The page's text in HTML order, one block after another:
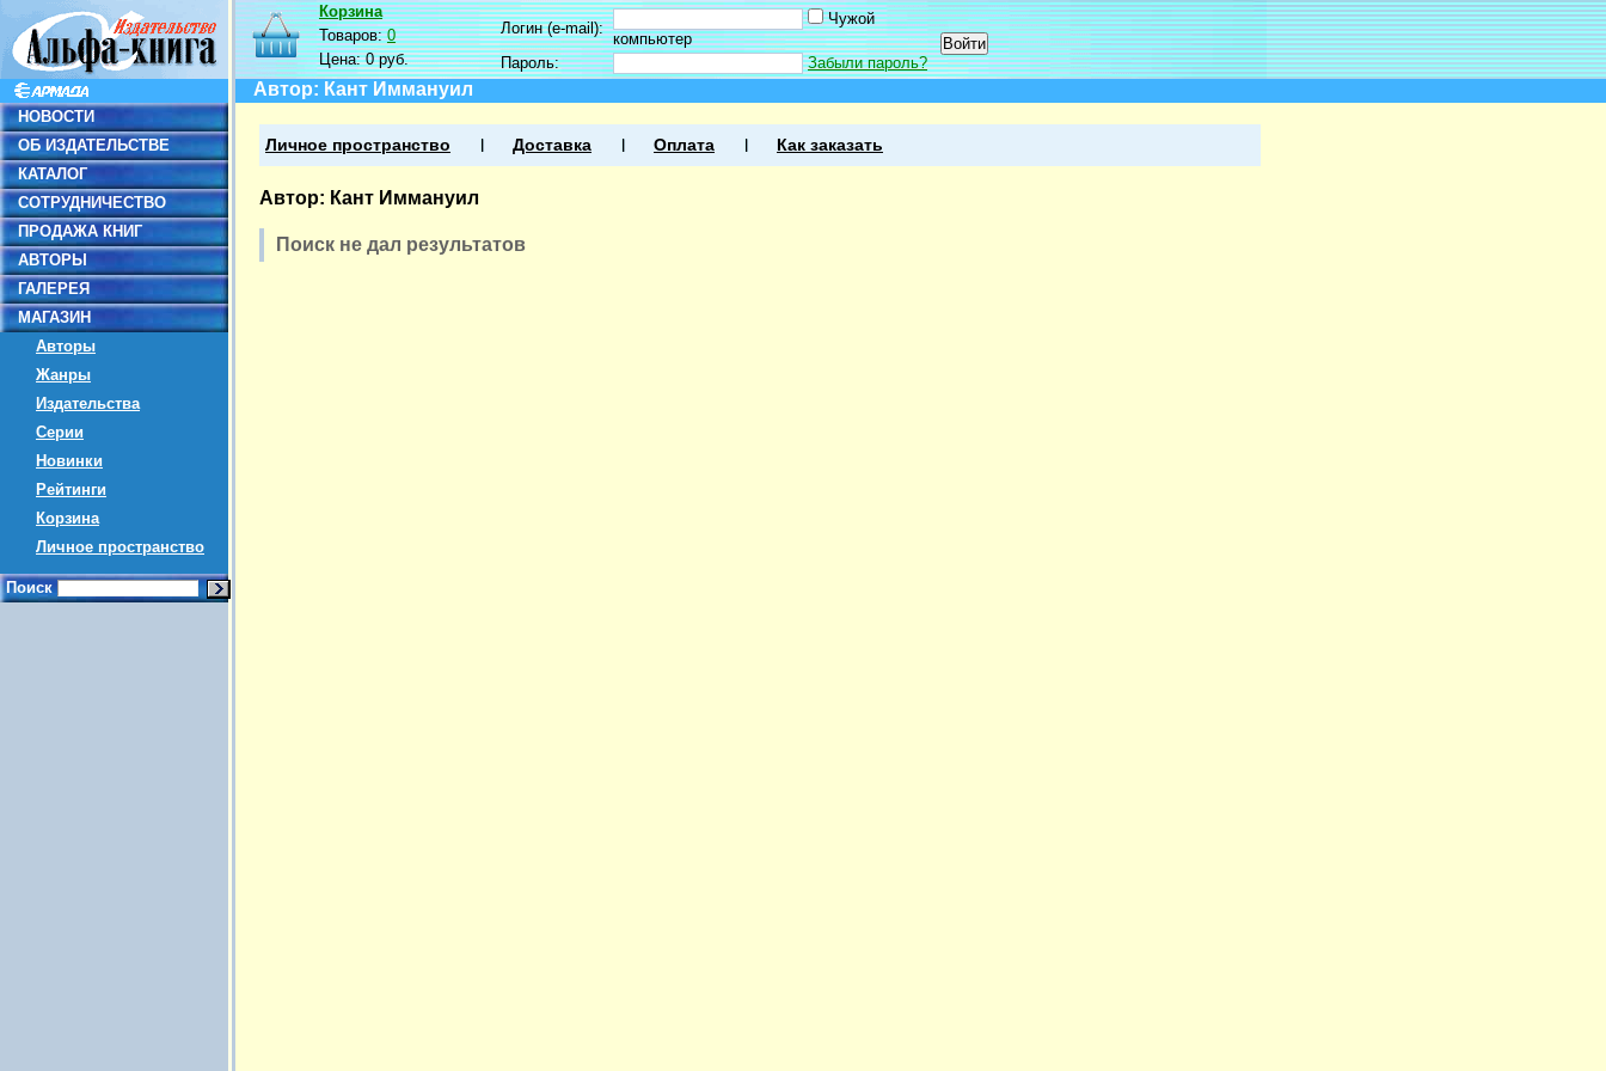
НОВОСТИ
ОБ ИЗДАТЕЛЬСТВЕ
КАТАЛОГ
СОТРУДНИЧЕСТВО
ПРОДАЖА КНИГ
АВТОРЫ
ГАЛЕРЕЯ
МАГАЗИН
Авторы
Жанры
Издательства
Серии
Новинки
Рейтинги
Корзина
Личное пространство
Поиск
Корзина
Товаров:0
Цена:0 руб.
Логин (e-mail):
Чужой
компьютер
Пароль:
Забыли пароль?
Автор: Кант Иммануил
Личное пространство Доставка Оплата Как заказать
Автор: Кант Иммануил
Поиск не дал результатов